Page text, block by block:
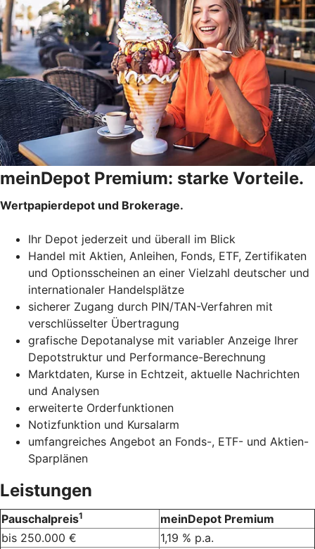
meinDepot Premium: starke Vorteile.
Wertpapierdepot und Brokerage.
Ihr Depot jederzeit und überall im Blick
Handel mit Aktien, Anleihen, Fonds, ETF, Zertifikaten
und Optionsscheinen an einer Vielzahl deutscher und
internationaler Handelsplätze
sicherer Zugang durch PIN/TAN-Verfahren mit
verschlüsselter Übertragung
grafische Depotanalyse mit variabler Anzeige Ihrer
Depotstruktur und Performance-Berechnung
Marktdaten, Kurse in Echtzeit, aktuelle Nachrichten
und Analysen
erweiterte Orderfunktionen
Notizfunktion und Kursalarm
umfangreiches Angebot an Fonds-, ETF- und Aktien-
Sparplänen
Leistungen
Pauschalpreis1
meinDepot Premium
bis 250.000 €
1,19 % p.a.